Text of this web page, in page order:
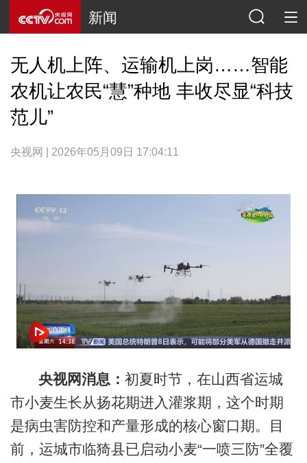
新闻
无人机上阵、运输机上岗……智能
农机让农民“慧”种地 丰收尽显“科技
范儿”
央视网 | 2026年05月09日 17:04:11
央视网消息： 初夏时节，在山西省运城
市小麦生长从扬花期进入灌浆期，这个时期
是病虫害防控和产量形成的核心窗口期。目
前，运城市临猗县已启动小麦“一喷三防”全覆